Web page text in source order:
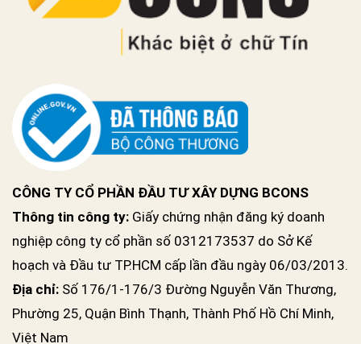
CÔNG TY CỔ PHẦN ĐẦU TƯ XÂY DỰNG BCONS
Thông tin công ty: Giấy chứng nhận đăng ký doanh
nghiệp công ty cổ phần số 0312173537 do Sở Kế
hoạch và Đầu tư TP.HCM cấp lần đầu ngày 06/03/2013.
Địa chỉ: Số 176/1-176/3 Đường Nguyễn Văn Thương,
Phường 25, Quận Bình Thạnh, Thành Phố Hồ Chí Minh,
Việt Nam